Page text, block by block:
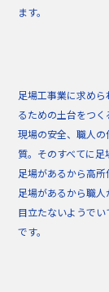
ます。
足場工事業に求め
るための土台をつく
現場の安全、職人
質。そのすべてに足
足場があるから高所
足場があるから職人
目立たないようで
です。